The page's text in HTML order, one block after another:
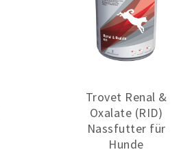
Trovet Renal &
Oxalate (RID)
Nassfutter für
Hunde